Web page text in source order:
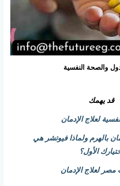
والصحة النفسية
قد يهمك
لعلاج الإدمان
بالهرم ولماذا فيوتشر هي
الأول؟
لعلاج الإدمان